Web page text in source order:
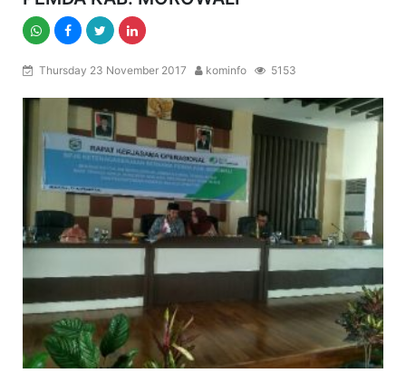
Thursday 23 November 2017 kominfo 5153